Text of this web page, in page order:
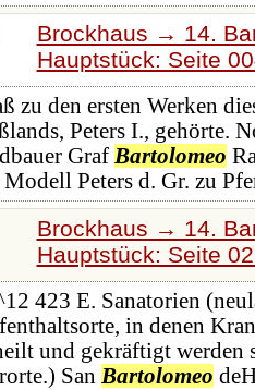
Brockhaus → 14.
Hauptstück: Seite
zu den ersten Werken
Peters I., gehörte.
Graf Bartolomeo
Peters d. Gr. zu
Brockhaus → 14.
Hauptstück: Seite
423 E. Sanatorien
in denen
und gekräftigt
San Bartolomeo